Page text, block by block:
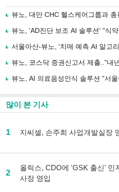
로
기
사
유
기
뷰노, 대만 CHC 헬스케어그룹과 총
뷰노, 'AD진단 보조 AI 솔루션' "식
서울아산-뷰노, '치매 예측 AI 알고
뷰노, 코스닥 증권신고서 제출.."내
뷰노, AI 의료음성인식 솔루션 "서
많이 본 기사
1 지씨셀, 손주희 사업개발실장
2
올릭스, CDO에 'GSK 출신' 민
사장 영입